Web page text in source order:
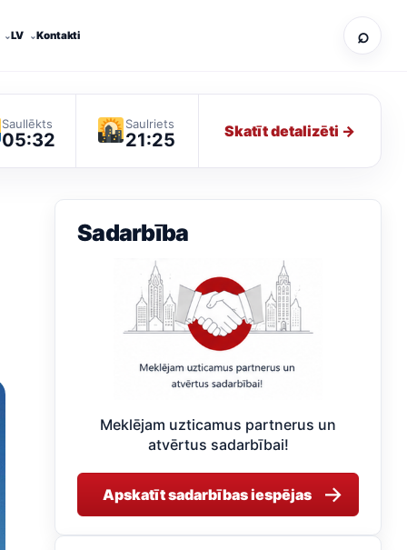
LV Kontakti ⌕
Saullēkts
05:32
Saulriets
21:25 Skatīt detalizēti →
Sadarbība
Meklējam uzticamus partnerus un
atvērtus sadarbībai!
Apskatīt sadarbības iespējas →